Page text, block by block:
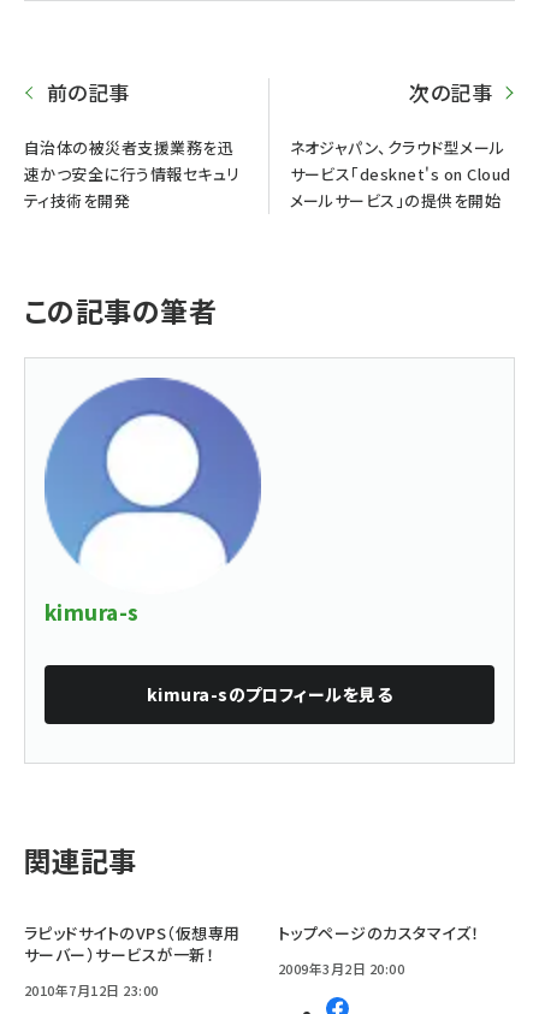
前の記事
自治体の被災者支援業務を迅
速かつ安全に行う情報セキュリ
ティ技術を開発
次の記事
ネオジャパン、クラウド型メール
サービス「desknet's on Cloud
メールサービス」の提供を開始
この記事の筆者
kimura-s
kimura-sのプロフィールを見る
関連記事
ラピッドサイトのVPS（仮想専用
サーバー）サービスが一新！
2010年7月12日 23:00
トップページのカスタマイズ！
2009年3月2日 20:00